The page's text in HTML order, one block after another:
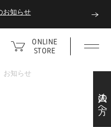
お知らせ
ィブに楽しむ夏タオル
お知らせ
ONLINE
STORE
法人の方へ
お知らせ